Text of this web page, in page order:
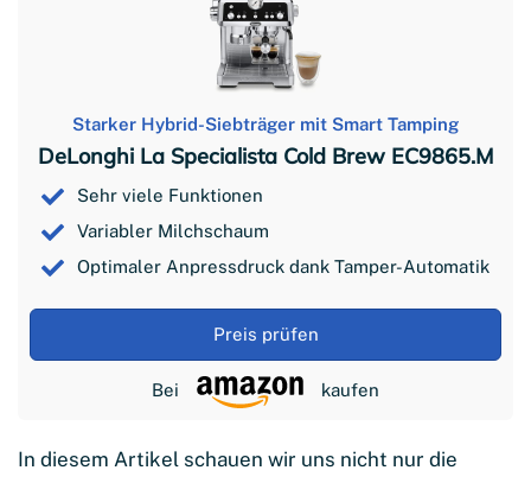
Starker Hybrid-Siebträger mit Smart Tamping
DeLonghi La Specialista Cold Brew EC9865.M
Sehr viele Funktionen
Variabler Milchschaum
Optimaler Anpressdruck dank Tamper-Automatik
Preis prüfen
Bei kaufen
In diesem Artikel schauen wir uns nicht nur die